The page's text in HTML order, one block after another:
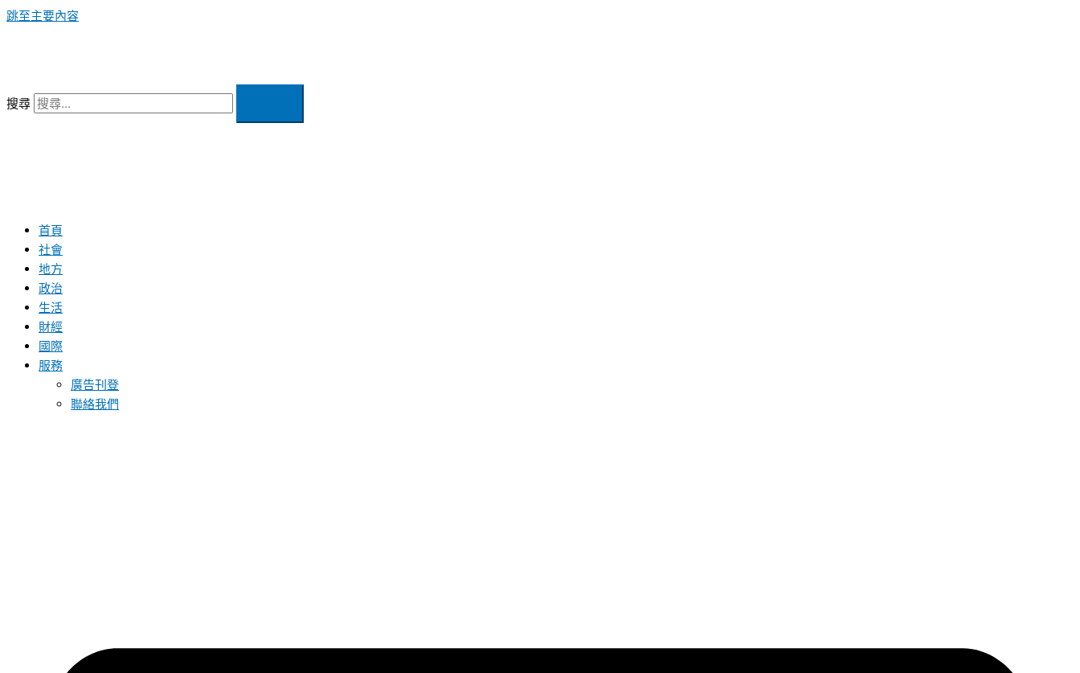
跳至主要內容
搜尋
首頁
社會
地方
政治
生活
財經
國際
服務
廣告刊登
聯絡我們